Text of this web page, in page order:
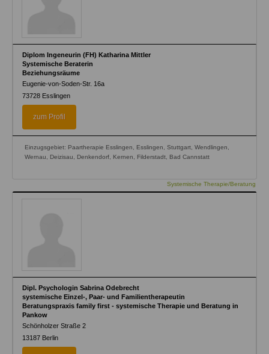
Diplom Ingeneurin (FH) Katharina Mittler
Systemische Beraterin
Beziehungsräume
Eugenie-von-Soden-Str. 16a
73728 Esslingen
zum Profil
Einzugsgebiet: Paartherapie Esslingen, Esslingen, Stuttgart, Wendlingen,
Wernau, Deizisau, Denkendorf, Kernen, Filderstadt, Bad Cannstatt
Systemische Therapie/Beratung
Dipl. Psychologin Sabrina Odebrecht
systemische Einzel-, Paar- und Familientherapeutin
Beratungspraxis family first - systemische Therapie und Beratung in
Pankow
Schönholzer Straße 2
13187 Berlin